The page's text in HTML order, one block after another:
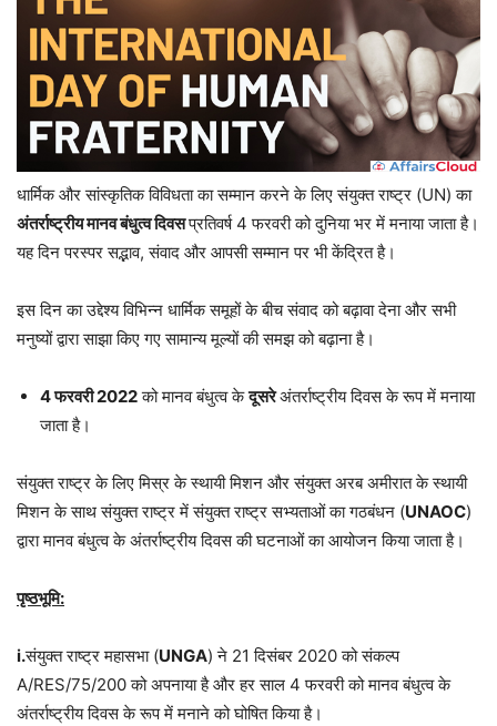
धार्मिक और सांस्कृतिक विविधता का सम्मान करने के लिए संयुक्त राष्ट्र (UN) का
अंतर्राष्ट्रीय मानव बंधुत्व दिवसप्रतिवर्ष 4 फरवरी को दुनिया भर में मनाया जाता है।
यह दिन परस्पर सद्भाव, संवाद और आपसी सम्मान पर भी केंद्रित है।
इस दिन का उद्देश्य विभिन्न धार्मिक समूहों के बीच संवाद को बढ़ावा देना और सभी
मनुष्यों द्वारा साझा किए गए सामान्य मूल्यों की समझ को बढ़ाना है।
4 फरवरी 2022को मानव बंधुत्व केदूसरेअंतर्राष्ट्रीय दिवस के रूप में मनाया
जाता है।
संयुक्त राष्ट्र के लिए मिस्र के स्थायी मिशन और संयुक्त अरब अमीरात के स्थायी
मिशन के साथ संयुक्त राष्ट्र में संयुक्त राष्ट्र सभ्यताओं का गठबंधन (UNAOC)
द्वारा मानव बंधुत्व के अंतर्राष्ट्रीय दिवस की घटनाओं का आयोजन किया जाता है।
पृष्ठभूमि:
i.संयुक्त राष्ट्र महासभा (UNGA) ने 21 दिसंबर 2020 को संकल्प
A/RES/75/200 को अपनाया है और हर साल 4 फरवरी को मानव बंधुत्व के
अंतर्राष्ट्रीय दिवस के रूप में मनाने को घोषित किया है।